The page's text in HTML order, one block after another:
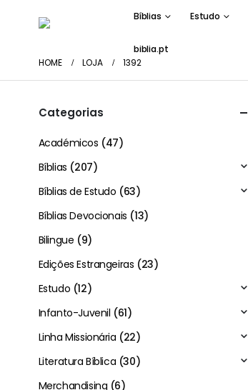
Bíblias Estudo
biblia.pt
HOME LOJA 1392
Categorias
Académicos (47)
Bíblias (207)
Bíblias de Estudo (63)
Bíblias Devocionais (13)
Bilingue (9)
Edições Estrangeiras (23)
Estudo (12)
Infanto-Juvenil (61)
Linha Missionária (22)
Literatura Bíblica (30)
Merchandising (6)